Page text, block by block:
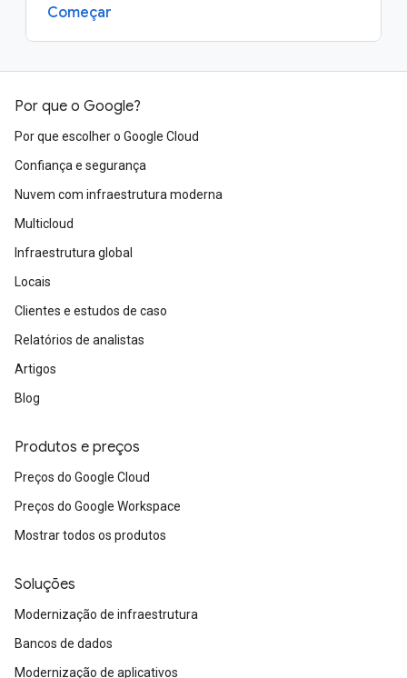
Começar
Por que o Google?
Por que escolher o Google Cloud
Confiança e segurança
Nuvem com infraestrutura moderna
Multicloud
Infraestrutura global
Locais
Clientes e estudos de caso
Relatórios de analistas
Artigos
Blog
Produtos e preços
Preços do Google Cloud
Preços do Google Workspace
Mostrar todos os produtos
Soluções
Modernização de infraestrutura
Bancos de dados
Modernização de aplicativos